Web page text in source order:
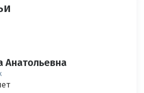
Анатольевна